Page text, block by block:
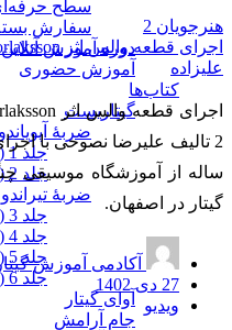
سطح
سفارش
دوره آموزش آنلاین
آموزش حضوری
کتاب‌ها
گیتاریست
ضربۀ آپویاندو
جلد 1 (سطح مقدماتی)
جلد 2 (سطح متوسط)
ضربۀ تیراندو
جلد 3 (سطح مقدماتی)
جلد 4 (سطح متوسط)
جلد 5 (سطح پیشرفته)
جلد 6 (سطح تکمیلی)
آوای گیتار
جام آرامش
هنرجویان 2
علیزاده
ساله از آموزشگاه موسیقی
گیتار در اصفهان.
آکادمی آموزش
27 دی 1402
ویدیو